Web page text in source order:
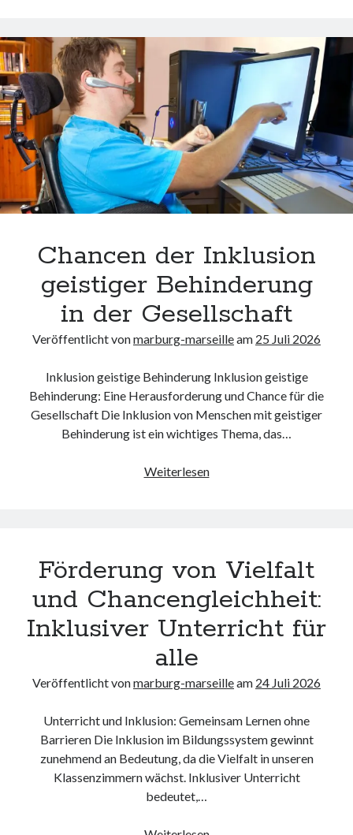
Inklusion:
Grenzen
überwinden
eine
inklusive
Gesellschaft
Chancen der Inklusion
geistiger Behinderung
in der Gesellschaft
Veröffentlicht vonmarburg-marseilleam 25 Juli 2026
Inklusion geistige Behinderung Inklusion geistige
Behinderung: Eine Herausforderung und Chance für die
Gesellschaft Die Inklusion von Menschen mit geistiger
Behinderung ist ein wichtiges Thema, das…
WeiterlesenChancen
in
Gesellschaft
Förderung von Vielfalt
und Chancengleichheit:
Inklusiver Unterricht für
alle
Veröffentlicht vonmarburg-marseilleam 24 Juli 2026
Unterricht und Inklusion: Gemeinsam Lernen ohne
Barrieren Die Inklusion im Bildungssystem gewinnt
zunehmend an Bedeutung, da die Vielfalt in unseren
Klassenzimmern wächst. Inklusiver Unterricht
bedeutet,…